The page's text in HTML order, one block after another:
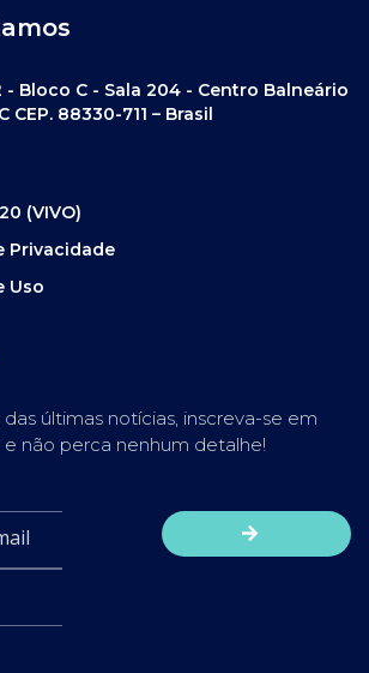
- Bloco C - Sala 204 - Centro Balneário
CEP. 88330-711 – Brasil
(VIVO)
Privacidade
Uso
últimas notícias, inscreva-se em
não perca nenhum detalhe!